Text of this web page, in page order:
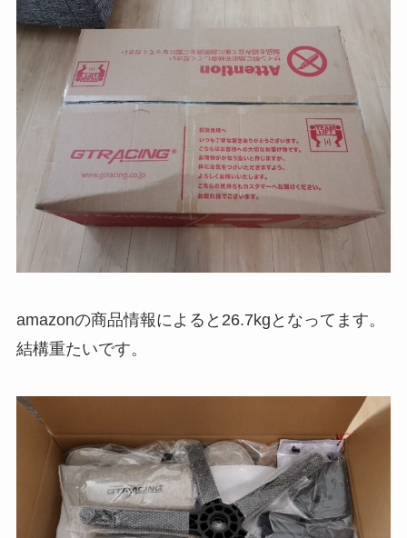
amazonの商品情報によると26.7kgとなってます。
結構重たいです。